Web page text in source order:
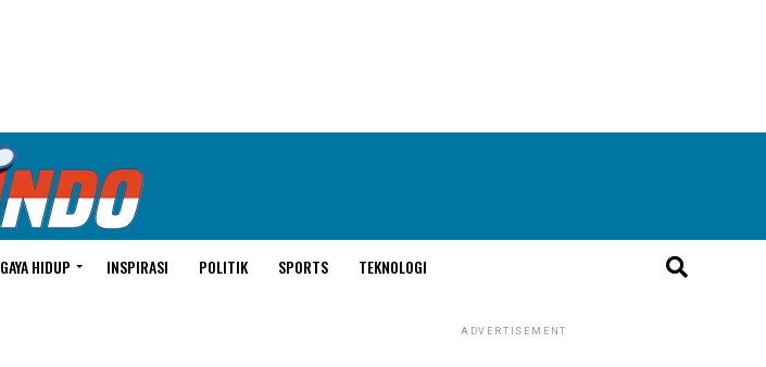
GAYA HIDUP INSPIRASI POLITIK SPORTS TEKNOLOGI
ADVERTISEMENT